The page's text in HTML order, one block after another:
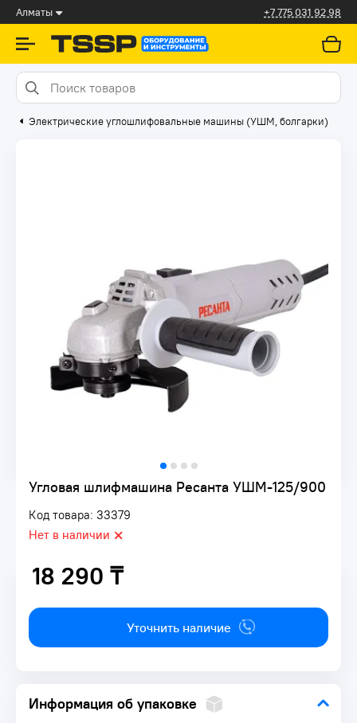
Алматы +7 775 031 92 98
Электрические углошлифовальные машины (УШМ, болгарки)
Угловая шлифмашина Ресанта УШМ-125/900
Код товара: 33379
Нет в наличии
18 290 ₸
18 290 ₸
Уточнить наличие
Информация об упаковке